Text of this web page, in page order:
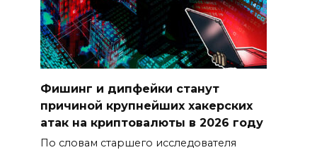
Фишинг и дипфейки станут
причиной крупнейших хакерских
атак на криптовалюты в 2026 году
По словам старшего исследователя